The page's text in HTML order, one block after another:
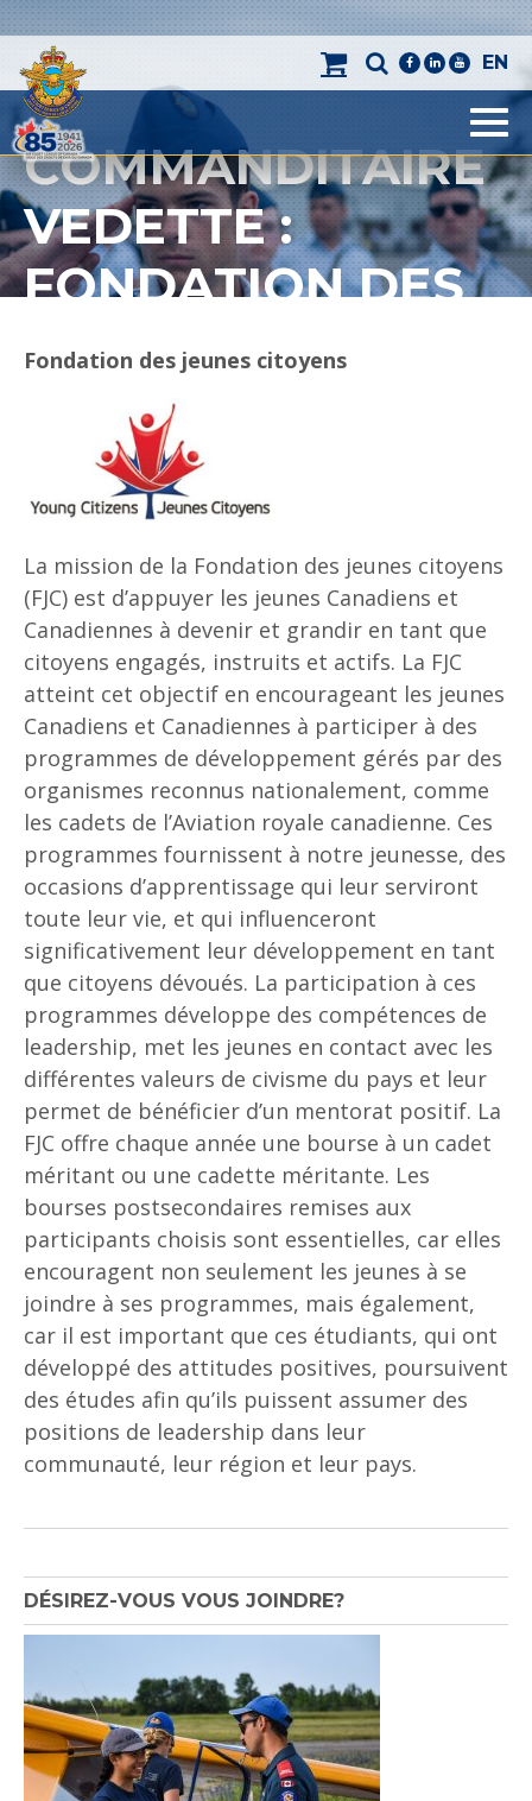
facebooklinkedin
youtube
EN
COMMANDITAIRE
VEDETTE :
FONDATION DES
JEUNES CITOYENS
Fondation des jeunes citoyens
La mission de la Fondation des jeunes citoyens
(FJC) est d’appuyer les jeunes Canadiens et
Canadiennes à devenir et grandir en tant que
citoyens engagés, instruits et actifs. La FJC
atteint cet objectif en encourageant les jeunes
Canadiens et Canadiennes à participer à des
programmes de développement gérés par des
organismes reconnus nationalement, comme
les cadets de l’Aviation royale canadienne. Ces
programmes fournissent à notre jeunesse, des
occasions d’apprentissage qui leur serviront
toute leur vie, et qui influenceront
significativement leur développement en tant
que citoyens dévoués. La participation à ces
programmes développe des compétences de
leadership, met les jeunes en contact avec les
différentes valeurs de civisme du pays et leur
permet de bénéficier d’un mentorat positif. La
FJC offre chaque année une bourse à un cadet
méritant ou une cadette méritante. Les
bourses postsecondaires remises aux
participants choisis sont essentielles, car elles
encouragent non seulement les jeunes à se
joindre à ses programmes, mais également,
car il est important que ces étudiants, qui ont
développé des attitudes positives, poursuivent
des études afin qu’ils puissent assumer des
positions de leadership dans leur
communauté, leur région et leur pays.
DÉSIREZ-VOUS VOUS JOINDRE?